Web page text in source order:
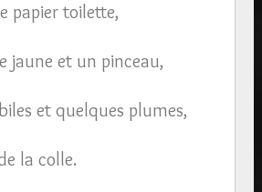
papier toilette,
jaune et un pinceau,
et quelques plumes,
la colle.